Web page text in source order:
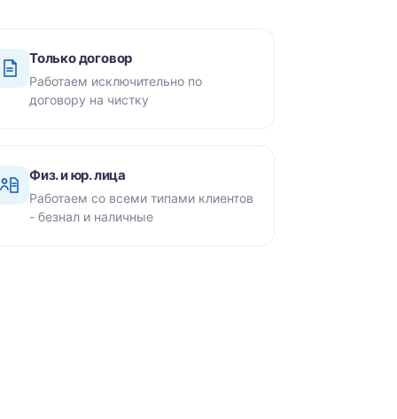
Только договор
Работаем исключительно по
договору на чистку
Физ. и юр. лица
Работаем со всеми типами клиентов
- безнал и наличные